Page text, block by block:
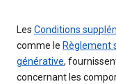
Les Conditions
comme le Règlement
générative,
concernant les